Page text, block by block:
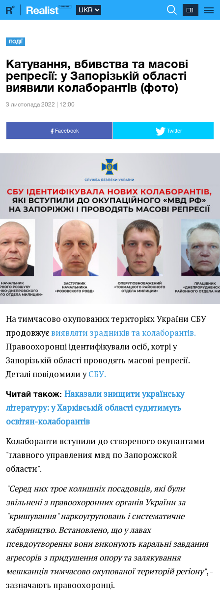
ПОДІЇ
Катування, вбивства та масові
репресії: у Запорізькій області
виявили колаборантів (фото)
3 листопада 2022 | 12:00
Facebook Twitter
На тимчасово окупованих територіях України СБУ
продовжує виявляти зрадників та колаборантів.
Правоохоронці ідентифікували осіб, котрі у
Запорізькій області проводять масові репресії.
Деталі повідомили уСБУ.
Читай також: Наказали знищити українську
літературу: у Харківській області судитимуть
освітян-колаборантів
Колаборанти вступили до створеного окупантами
"главного управления мвд по Запорожской
области".
"Серед них троє колишніх посадовців, які були
звільнені з правоохоронних органів України за
"кришування" наркоугруповань і систематичне
хабарництво. Встановлено, що у лавах
псевдоутворення вони виконують каральні завдання
агресорів з придушення опору та залякування
мешканців тимчасово окупованої територій регіону", -
зазначають правоохоронці.